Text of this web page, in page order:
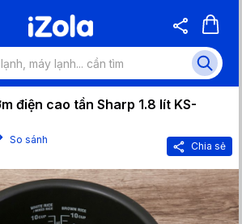
điện cao tần Sharp 1.8 lít KS-
So sánh
Chia sẻ